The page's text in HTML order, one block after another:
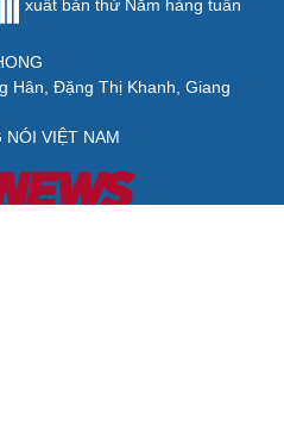
xuất bản thứ Năm hàng tuần
Hân, Đặng Thị Khanh, Giang
VIỆT NAM